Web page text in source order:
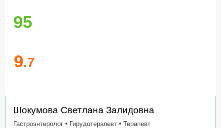
95
9.7
Шокумова Светлана Залидовна
Гастроэнтеролог • Гирудотерапевт • Терапевт